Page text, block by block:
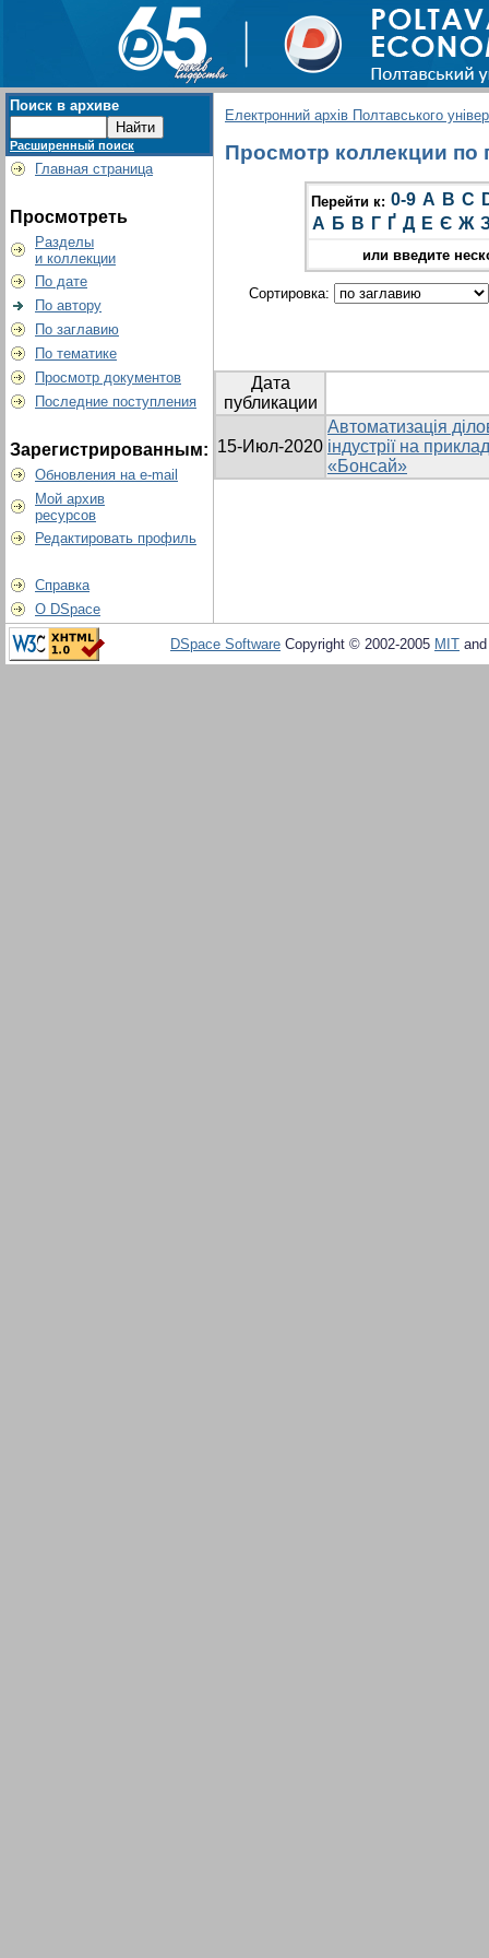
Поиск в архиве
Расширенный поиск
Главная страница
Просмотреть
Разделы
и коллекции
По дате
По автору
По заглавию
По тематике
Просмотр документов
Последние поступления
Зарегистрированным:
Обновления на e-mail
Мой архив
ресурсов
Редактировать профиль
Справка
О DSpace
Електронний архів Полтавського
Просмотр коллекции по
Перейти к: 0-9 A B C
А Б В Г Ґ Д Е Є Ж
или введите
Сортировка:
Дата
публикации
15-Июл-2020
Автоматизація
індустрії на
«Бонсай»
DSpace Software Copyright © 2002-2005 MIT